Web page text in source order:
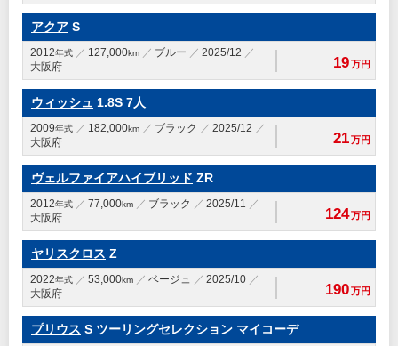
アクア S
2012年式 127,000km ブルー
2025/12
大阪府
19万円
ウィッシュ 1.8S 7人
2009年式 182,000km ブラック
2025/12
大阪府
21万円
ヴェルファイアハイブリッド ZR
2012年式 77,000km ブラック
2025/11
大阪府
124万円
ヤリスクロス Z
2022年式 53,000km ベージュ
2025/10
大阪府
190万円
プリウス S ツーリングセレクション マイコーデ